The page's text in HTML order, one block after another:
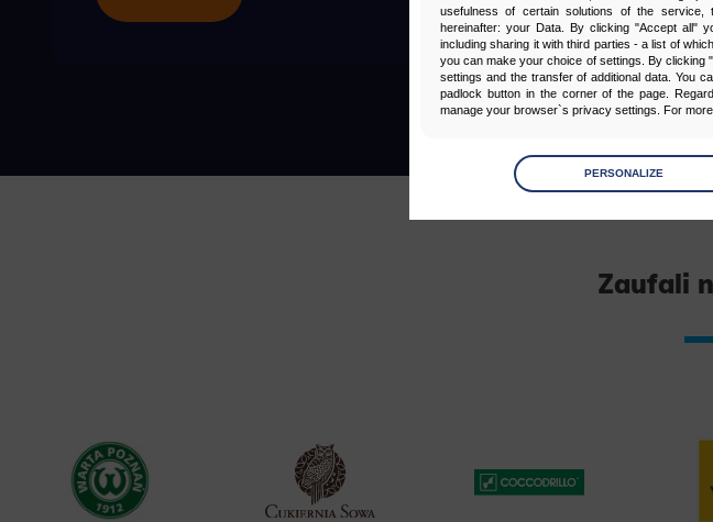
usefulness of certain solutions of the
hereinafter: your Data. By clicking "Accept all"
including sharing it with third parties - a list of
you can make your choice of settings. By clicking
settings and the transfer of additional data. You
padlock button in the corner of the page.
manage your browser`s privacy settings. For
Manage preferences
Select the consents of your
Necessary scripts and data stored on the end device
PERSONALIZE
Zaufali